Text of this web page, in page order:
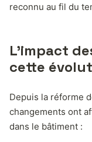
reconnu au fil du
L’impact
cette
Depuis la réforme
changements ont
dans le bâtiment :